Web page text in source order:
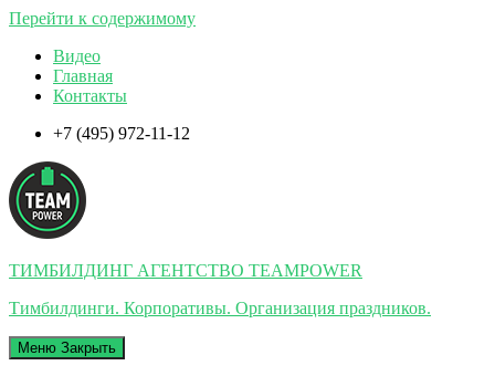
Перейти к содержимому
Видео
Главная
Контакты
+7 (495) 972-11-12
ТИМБИЛДИНГ АГЕНТСТВО TEAMPOWER
Тимбилдинги. Корпоративы. Организация праздников.
Меню Закрыть